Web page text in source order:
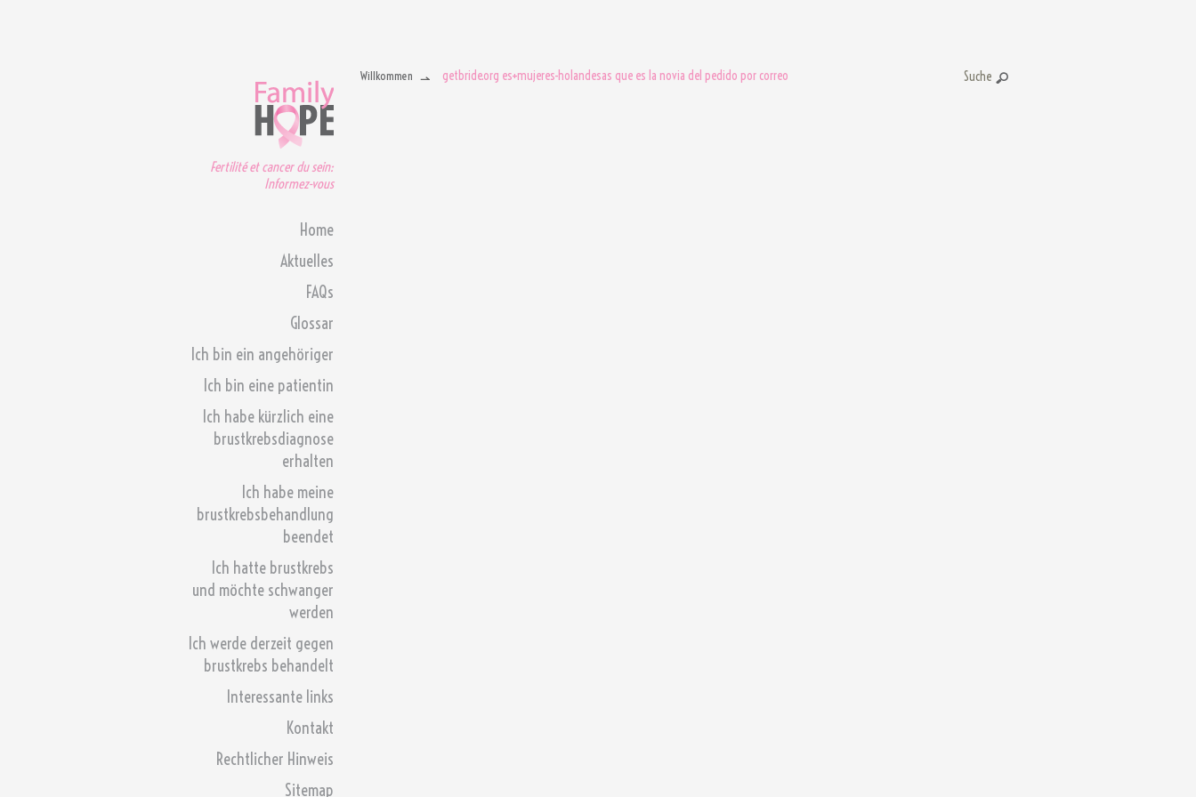
Fertilité et cancer du sein:
Informez-vous
Home
Aktuelles
FAQs
Glossar
Ich bin ein angehöriger
Ich bin eine patientin
Ich habe kürzlich eine
brustkrebsdiagnose
erhalten
Ich habe meine
brustkrebsbehandlung
beendet
Ich hatte brustkrebs
und möchte schwanger
werden
Ich werde derzeit gegen
brustkrebs behandelt
Interessante links
Kontakt
Rechtlicher Hinweis
Sitemap
Willkommen getbride.org es+mujeres-holandesas que es la novia del pedido por correo Suche: